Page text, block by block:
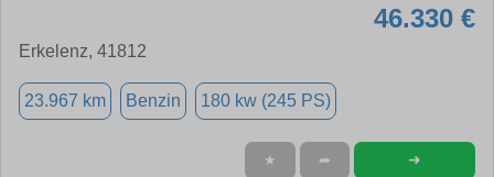
46.330 €
Erkelenz, 41812
23.967 km Benzin 180 kw (245 PS)
★ ➦ ➜